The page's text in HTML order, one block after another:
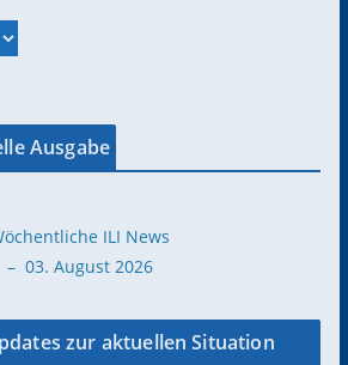
Ausgabe
ILI News
– 03. August 2026
zur aktuellen Situation